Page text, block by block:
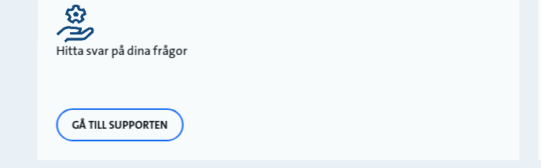
Hitta svar på dina frågor
GÅ TILL SUPPORTEN